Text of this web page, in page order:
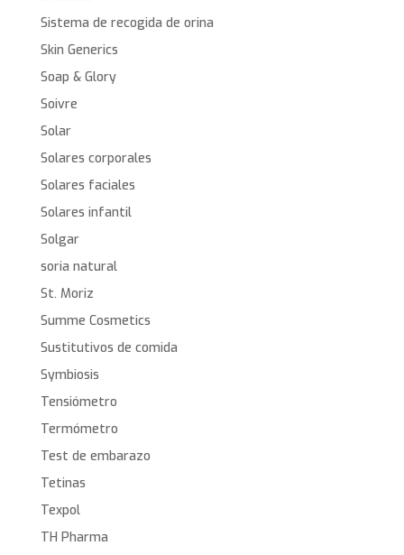
Sistema de recogida de orina
Skin Generics
Soap & Glory
Soivre
Solar
Solares corporales
Solares faciales
Solares infantil
Solgar
soria natural
St. Moriz
Summe Cosmetics
Sustitutivos de comida
Symbiosis
Tensiómetro
Termómetro
Test de embarazo
Tetinas
Texpol
TH Pharma